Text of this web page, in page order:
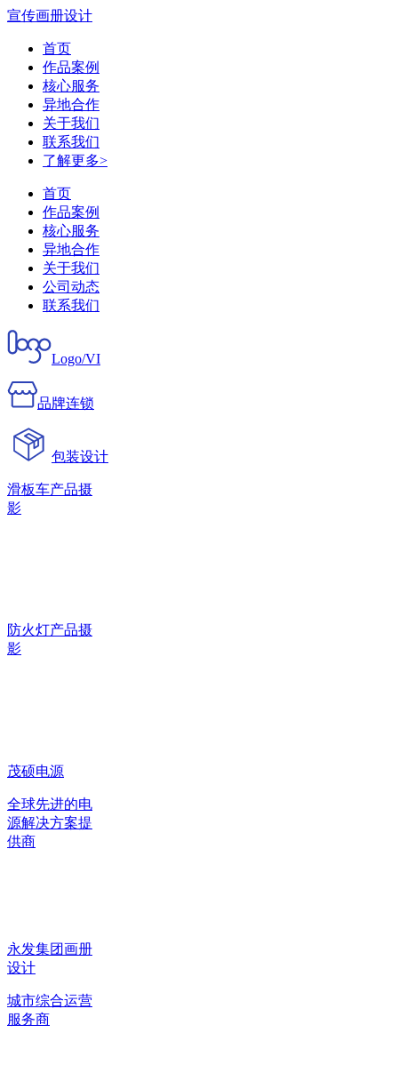
宣传画册设计
首页
作品案例
核心服务
异地合作
关于我们
联系我们
了解更多>
首页
作品案例
核心服务
异地合作
关于我们
公司动态
联系我们
Logo/VI
品牌连锁
包装设计
滑板车产品摄
影
防火灯产品摄
影
茂硕电源
全球先进的电
源解决方案提
供商
永发集团画册
设计
城市综合运营
服务商